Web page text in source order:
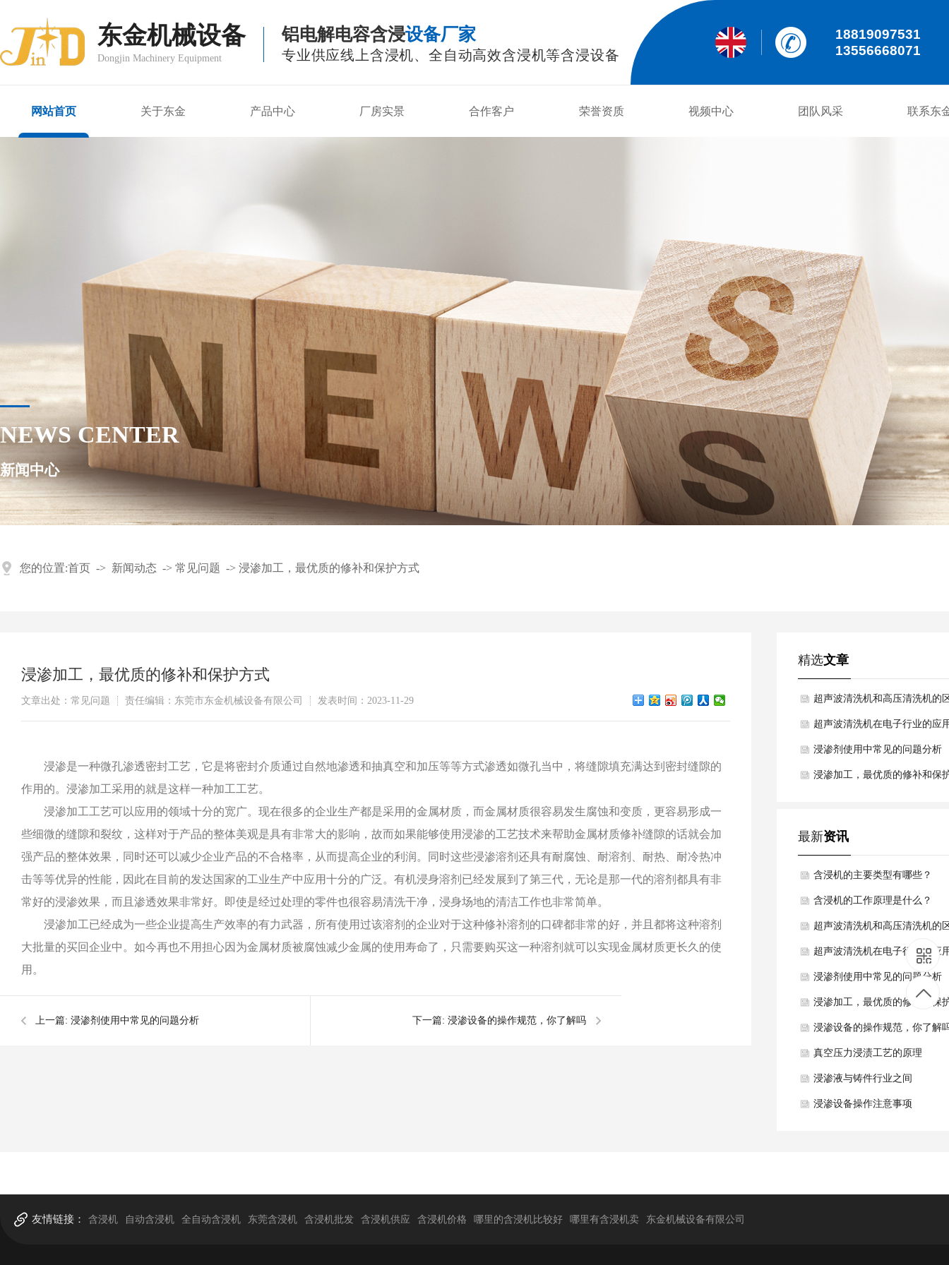
东金机械设备
Dongjin Machinery Equipment
铝电解电容含浸设备厂家
专业供应线上含浸机、全自动高效含浸机等含浸设备
18819097531
13556668071
网站首页 关于东金 产品中心 厂房实景 合作客户 荣誉资质 视频中心 团队风采 联系东
NEWS CENTER
新闻中心
您的位置:首页 -> 新闻动态 -> 常见问题 -> 浸渗加工，最优质的修补和保护方式
浸渗加工，最优质的修补和保护方式
文章出处：常见问题 责任编辑：东莞市东金机械设备有限公司 发表时间：2023-11-29
浸渗是一种微孔渗透密封工艺，它是将密封介质通过自然地渗透和抽真空和加压等等方式渗透如微孔当中，将缝隙填充满达到密封缝隙的
作用的。浸渗加工采用的就是这样一种加工工艺。
浸渗加工工艺可以应用的领域十分的宽广。现在很多的企业生产都是采用的金属材质，而金属材质很容易发生腐蚀和变质，更容易形成一
些细微的缝隙和裂纹，这样对于产品的整体美观是具有非常大的影响，故而如果能够使用浸渗的工艺技术来帮助金属材质修补缝隙的话就会加
强产品的整体效果，同时还可以减少企业产品的不合格率，从而提高企业的利润。同时这些浸渗溶剂还具有耐腐蚀、耐溶剂、耐热、耐冷热冲
击等等优异的性能，因此在目前的发达国家的工业生产中应用十分的广泛。有机浸身溶剂已经发展到了第三代，无论是那一代的溶剂都具有非
常好的浸渗效果，而且渗透效果非常好。即使是经过处理的零件也很容易清洗干净，浸身场地的清洁工作也非常简单。
浸渗加工已经成为一些企业提高生产效率的有力武器，所有使用过该溶剂的企业对于这种修补溶剂的口碑都非常的好，并且都将这种溶剂
大批量的买回企业中。如今再也不用担心因为金属材质被腐蚀减少金属的使用寿命了，只需要购买这一种溶剂就可以实现金属材质更长久的使
用。
上一篇: 浸渗剂使用中常见的问题分析 下一篇: 浸渗设备的操作规范，你了解吗
精选文章
超声波清洗机和高压清洗机的
别是什么？
超声波清洗机在电子行业的应
浸渗剂使用中常见的问题分析
浸渗加工，最优质的修补和保
最新资讯
含浸机的主要类型有哪些？
含浸机的工作原理是什么？
超声波清洗机和高压清洗机的
别是什么？
超声波清洗机在电子行业的应
浸渗剂使用中常见的问题分析
浸渗加工，最优质的修补和保
方式
浸渗设备的操作规范，你了解
真空压力浸渍工艺的原理
浸渗液与铸件行业之间
浸渗设备操作注意事项
友情链接： 含浸机 自动含浸机 全自动含浸机 东莞含浸机 含浸机批发 含浸机供应 含浸机价格 哪里的含浸机比较好 哪里有含浸机卖 东金机械设备有限公司